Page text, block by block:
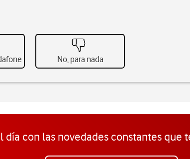
No, para nada
día con las novedades constantes que